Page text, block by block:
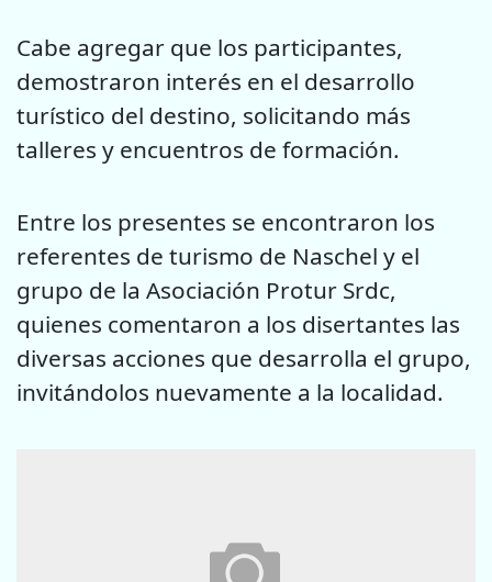
Cabe agregar que los participantes,
demostraron interés en el desarrollo
turístico del destino, solicitando más
talleres y encuentros de formación.
Entre los presentes se encontraron los
referentes de turismo de Naschel y el
grupo de la Asociación Protur Srdc,
quienes comentaron a los disertantes las
diversas acciones que desarrolla el grupo,
invitándolos nuevamente a la localidad.